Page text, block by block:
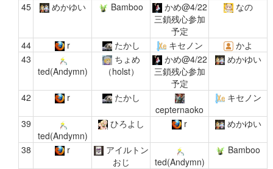
45
めかゆい Bamboo
かめ@4/22
三鎖残心参加
予定
なの
44 r たかし キセノン
かよ
43
ted(Andymn)
ちょめ
（holst）
かめ@4/22
三鎖残心参加
予定
めかゆい
42 r
たかし
cepternaoko
キセノン
39
ted(Andymn)
ひろよし r めかゆい
38 r
アイルトン
おじ
ted(Andymn)
Bamboo